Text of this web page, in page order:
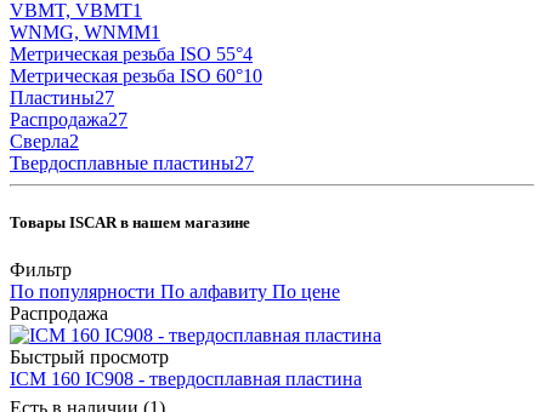
VBMT, VBMT1
WNMG, WNMM1
Метрическая резьба ISO 55°4
Метрическая резьба ISO 60°10
Пластины27
Распродажа27
Сверла2
Твердосплавные пластины27
Товары ISCAR в нашем магазине
Фильтр
По популярности По алфавиту По цене
Распродажа
Быстрый просмотр
ICM 160 IC908 - твердосплавная пластина
Есть в наличии (1)